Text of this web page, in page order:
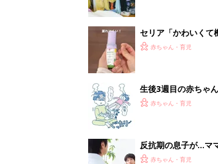
セリア「かわいく
赤ちゃん・育児
生後3週目の赤ちゃ
って本当？【専門家】
赤ちゃん・育児
反抗期の息子が...マ
赤ちゃん・育児